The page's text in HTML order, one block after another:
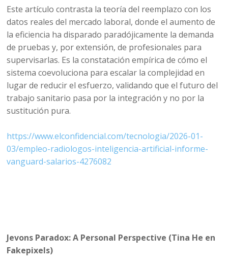
Este artículo contrasta la teoría del reemplazo con los
datos reales del mercado laboral, donde el aumento de
la eficiencia ha disparado paradójicamente la demanda
de pruebas y, por extensión, de profesionales para
supervisarlas. Es la constatación empírica de cómo el
sistema coevoluciona para escalar la complejidad en
lugar de reducir el esfuerzo, validando que el futuro del
trabajo sanitario pasa por la integración y no por la
sustitución pura.
https://www.elconfidencial.com/tecnologia/2026-01-
03/empleo-radiologos-inteligencia-artificial-informe-
vanguard-salarios-4276082
Jevons Paradox: A Personal Perspective (Tina He en
Fakepixels)